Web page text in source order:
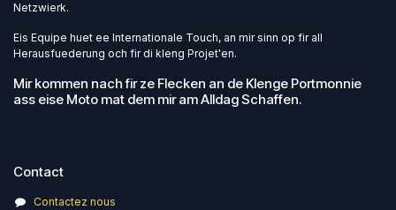
Netzwierk.
Eis Equipe huet ee Internationale Touch, an mir sinn op fir all
Herausfuederung och fir di kleng Projet'en.
Mir kommen nach fir ze Flecken an de Klenge Portmonnie
ass eise Moto mat dem mir am Alldag Schaffen.
Contact
Contactez nous